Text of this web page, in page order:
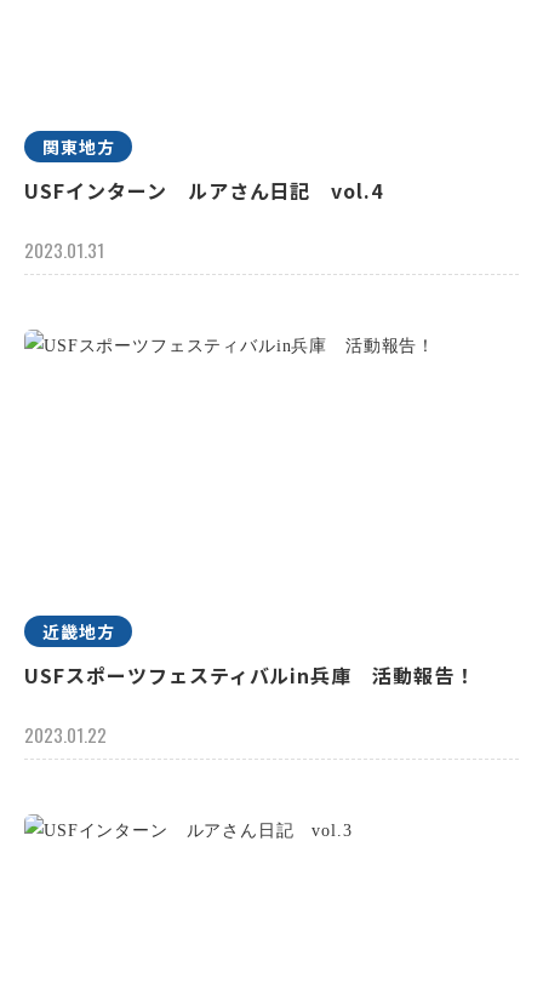
関東地方
USFインターン ルアさん日記 vol.4
2023.01.31
近畿地方
USFスポーツフェスティバルin兵庫 活動報告！
2023.01.22